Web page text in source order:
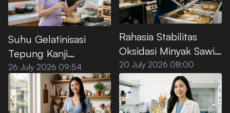
Suhu Gelatinisasi
Tepung Kanji
Premium, Ini Titik
Optimalnya
26 July 2026 09:54
Rahasia Stabilitas
Oksidasi Minyak Sawit
Premium untuk Deep
Frying
20 July 2026 08:00